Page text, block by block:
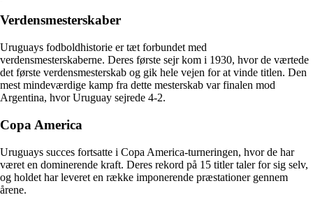
Verdensmesterskaber
Uruguays fodboldhistorie er tæt forbundet med
verdensmesterskaberne. Deres første sejr kom i 1930, hvor de værtede
det første verdensmesterskab og gik hele vejen for at vinde titlen. Den
mest mindeværdige kamp fra dette mesterskab var finalen mod
Argentina, hvor Uruguay sejrede 4-2.
Copa America
Uruguays succes fortsatte i Copa America-turneringen, hvor de har
været en dominerende kraft. Deres rekord på 15 titler taler for sig selv,
og holdet har leveret en række imponerende præstationer gennem
årene.